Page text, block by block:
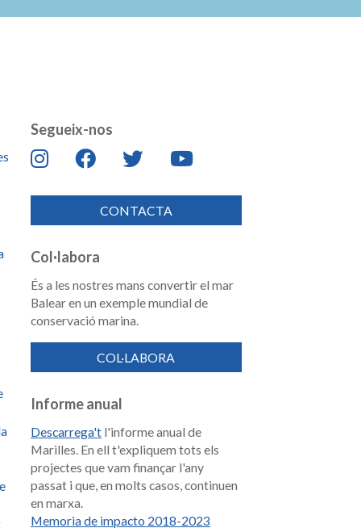
Segueix-nos
CONTACTA
Col·labora
És a les nostres mans convertir el mar
Balear en un exemple mundial de
conservació marina.
COL·LABORA
Informe anual
Descarrega't l'informe anual de
Marilles. En ell t'expliquem tots els
projectes que vam finançar l'any
passat i que, en molts casos, continuen
en marxa.
Memoria de impacto 2018-2023